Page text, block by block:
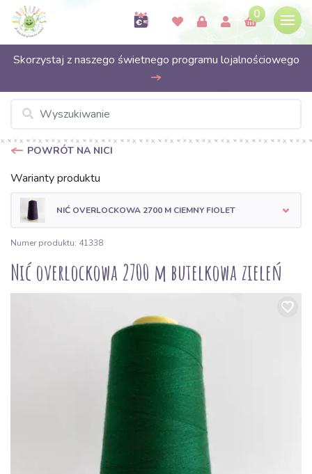
0
Skorzystaj z naszego świetnego programu lojalnościowego
POWRÓT NA NICI
Warianty produktu
NIĆ OVERLOCKOWA 2700 M CIEMNY FIOLET
Numer produktu: 41338
Nić overlockowa 2700 m butelkowa zieleń